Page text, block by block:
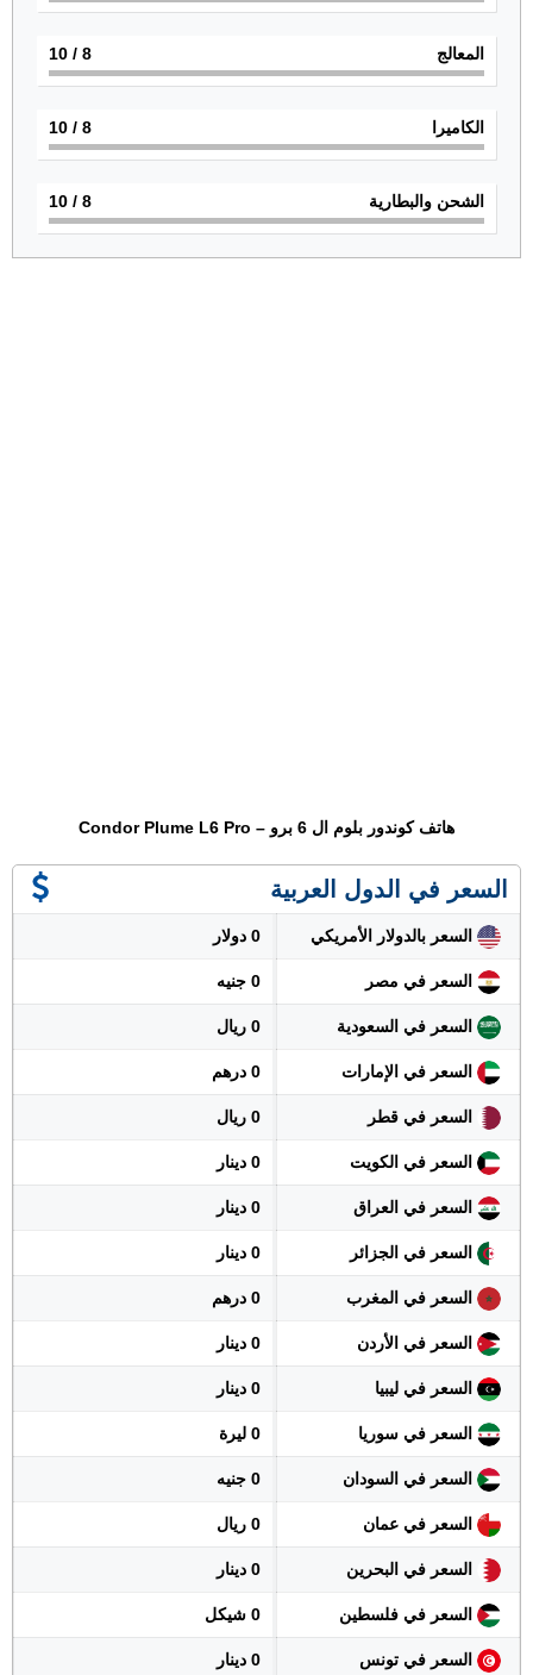
المعالج 8
/ 10
الكاميرا 8
/ 10
الشحن والبطارية 8
/ 10
هاتف كوندور بلوم ال 6 برو – Condor Plume L6 Pro
السعر في الدول العربية
السعر بالدولار الأمريكي 0 دولار
السعر في مصر 0 جنيه
السعر في السعودية 0 ريال
السعر في الإمارات 0 درهم
السعر في قطر 0 ريال
السعر في الكويت 0 دينار
السعر في العراق 0 دينار
السعر في الجزائر 0 دينار
السعر في المغرب 0 درهم
السعر في الأردن 0 دينار
السعر في ليبيا 0 دينار
السعر في سوريا 0 ليرة
السعر في السودان 0 جنيه
السعر في عمان 0 ريال
السعر في البحرين 0 دينار
السعر في فلسطين 0 شيكل
السعر في تونس 0 دينار